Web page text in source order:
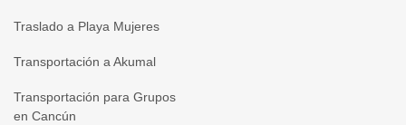
Traslado a Playa Mujeres
Transportación a Akumal
Transportación para Grupos
en Cancún